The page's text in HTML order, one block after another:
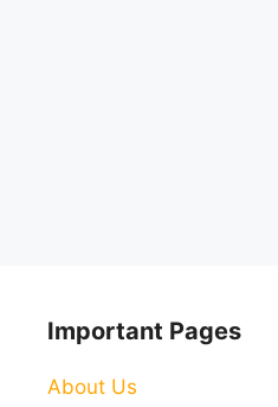
Important Pages
About Us